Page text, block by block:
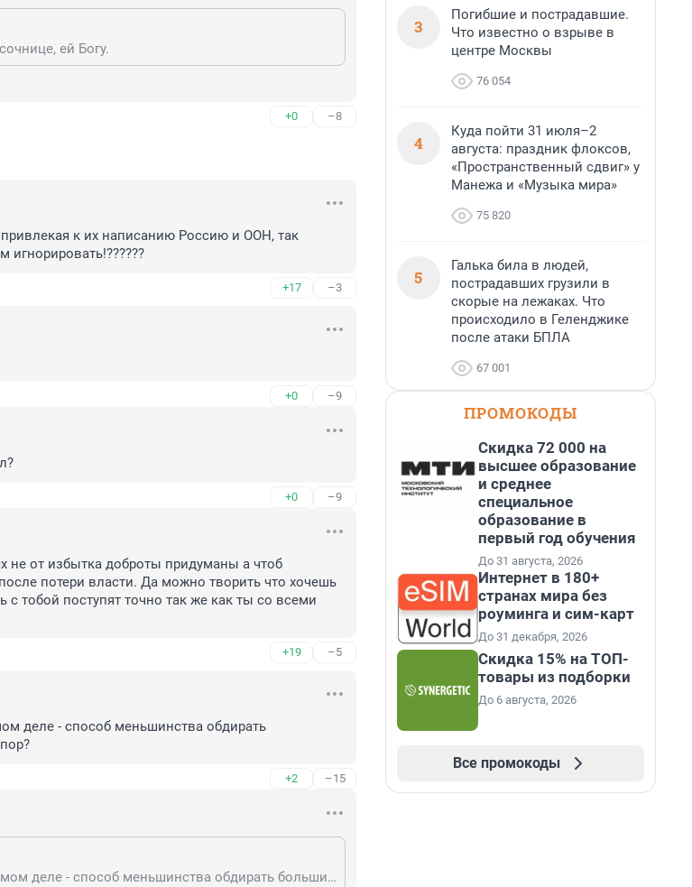
ей Богу.
+0 –8
к их написанию Россию и ООН, так
игнорировать!??????
+17 –3
+0 –9
+0 –9
не от избытка доброты придуманы а чтоб
потери власти. Да можно творить что хочешь
с тобой поступят точно так же как ты со всеми
+19 –5
деле - способ меньшинства обдирать
+2 –15
Демократия - это фикция, на самом деле - способ меньшинства обдирать большинство. Не усвоил до сих пор?
3
Погибшие и пострадавшие.
Что известно о взрыве в
центре Москвы
76 054
4
Куда пойти 31 июля–2
августа: праздник флоксов,
«Пространственный сдвиг» у
Манежа и «Музыка мира»
75 820
5
Галька била в людей,
пострадавших грузили в
скорые на лежаках. Что
происходило в Геленджике
после атаки БПЛА
67 001
ПРОМОКОДЫ
Скидка 72 000 на
высшее образование
и среднее
специальное
образование в
первый год обучения
До 31 августа, 2026
Интернет в 180+
странах мира без
роуминга и сим-карт
До 31 декабря, 2026
Скидка 15% на ТОП-
товары из подборки
До 6 августа, 2026
Все промокоды